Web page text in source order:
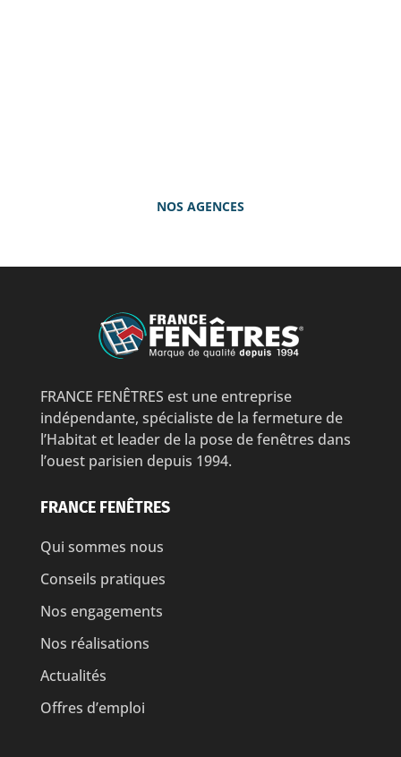
NOS AGENCES
FRANCE FENÊTRES est une entreprise
indépendante, spécialiste de la fermeture de
l’Habitat et leader de la pose de fenêtres dans
l’ouest parisien depuis 1994.
FRANCE FENÊTRES
Qui sommes nous
Conseils pratiques
Nos engagements
Nos réalisations
Actualités
Offres d’emploi